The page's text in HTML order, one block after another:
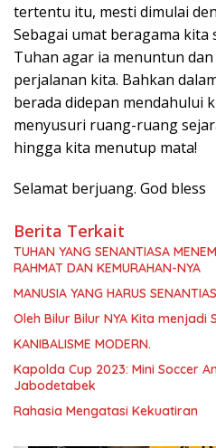
tertentu itu, mesti dimulai
Sebagai umat beragama kita
Tuhan agar ia menuntun
perjalanan kita. Bahkan
berada didepan mendahului
menyusuri ruang-ruang
hingga kita menutup mata!
Selamat berjuang. God bless
Berita Terkait
TUHAN YANG SENANTIASA
RAHMAT DAN KEMURAHAN-NYA
MANUSIA YANG HARUS
Oleh Bilur Bilur NYA Kita menjadi
KANIBALISME MODERN.
Kapolda Cup 2023: Mini Soccer
Jabodetabek
Rahasia Mengatasi Kekuatiran